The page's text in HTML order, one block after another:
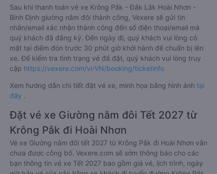
Sau khi thanh toán vé xe Krông Pắk - Đắk Lắk Hoài Nhơn -
Bình Định giường nằm đôi thành công, Vexere sẽ gửi tin
nhắn/email xác nhận thành công đến số điện thoại/email mà
quý khách đã đăng ký. Đến ngày đi, quý khách vui lòng có
mặt tại điểm đón trước 30 phút giờ khởi hành để chuẩn bị lên
xe. Để kiểm tra tình trạng vé đã đặt, quý khách vui lòng truy
cập https://vexere.com/vi-VN/booking/ticketinfo
Xem hướng dẫn chi tiết đặt vé xe, minh họa bằng hình ảnh tại
đây .
Đặt vé xe Giường nằm đôi Tết 2027 từ
Krông Pắk đi Hoài Nhơn
Vé xe Giường nằm đôi tết 2027 từ Krông Pắk đi Hoài Nhơn vẫn
chưa được công bố. Vexere.com sẽ sớm thông báo cho các
bạn thông tin vé xe Tết 2027 bao gồm giá vé, lịch trình, ngày